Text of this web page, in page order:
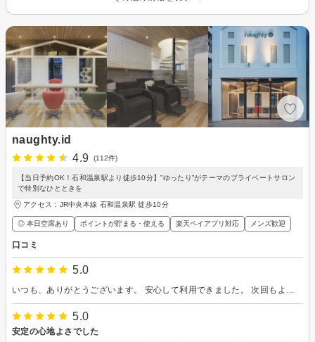
naughty.id
4.9
(112件)
【当日予約OK！石和温泉駅より徒歩10分】”ゆったり”がテーマのプライベートサロン
で特別なひとときを
アクセス：JR中央本線 石和温泉駅 徒歩10分
◎ 本日空席あり ポイントが貯まる・使える 楽天ペイアプリ対応 メンズ歓迎
口コミ
5.0
5.0
安定の心地よさでした